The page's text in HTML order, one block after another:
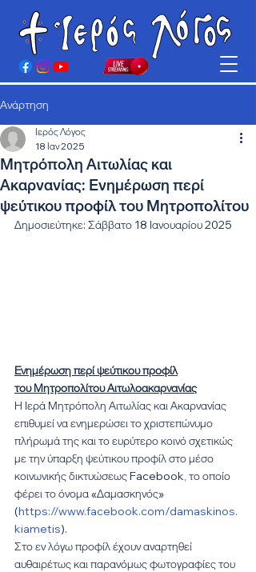
Ανάρτηση
Μητρόπολη Αιτωλίας και
Ακαρνανίας: Ενημέρωση περί
ψεύτικου προφίλ του Μητροπολίτου
Ιερός Λόγος
18 Ιαν 2025
Δημοσιεύτηκε: Σάββατο 18 Ιανουαρίου 2025
Ενημέρωση περί ψεύτικου προφίλ
του Μητροπολίτου Αιτωλοακαρνανίας
Η Ιερά Μητρόπολη Αιτωλίας και Ακαρνανίας
επιθυμεί να ενημερώσει το χριστεπώνυμο
πλήρωμά της και το ευρύτερο κοινό σχετικώς
με την ύπαρξη ψεύτικου προφίλ στο μέσο
κοινωνικής δικτυώσεως Facebook, το οποίο
φέρει το όνομα «Δαμασκηνός»
(https://www.facebook.com/damaskinos.
kiametis).
Στο εν λόγω προφίλ έχουν αναρτηθεί
αυθαιρέτως και παρανόμως φωτογραφίες του